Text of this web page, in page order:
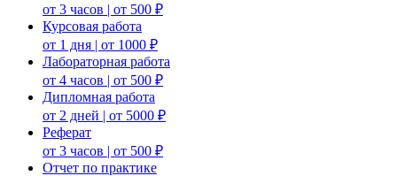
от 3 часов | от 500 ₽
Курсовая работа
от 1 дня | от 1000 ₽
Лабораторная работа
от 4 часов | от 500 ₽
Дипломная работа
от 2 дней | от 5000 ₽
Реферат
от 3 часов | от 500 ₽
Отчет по практике